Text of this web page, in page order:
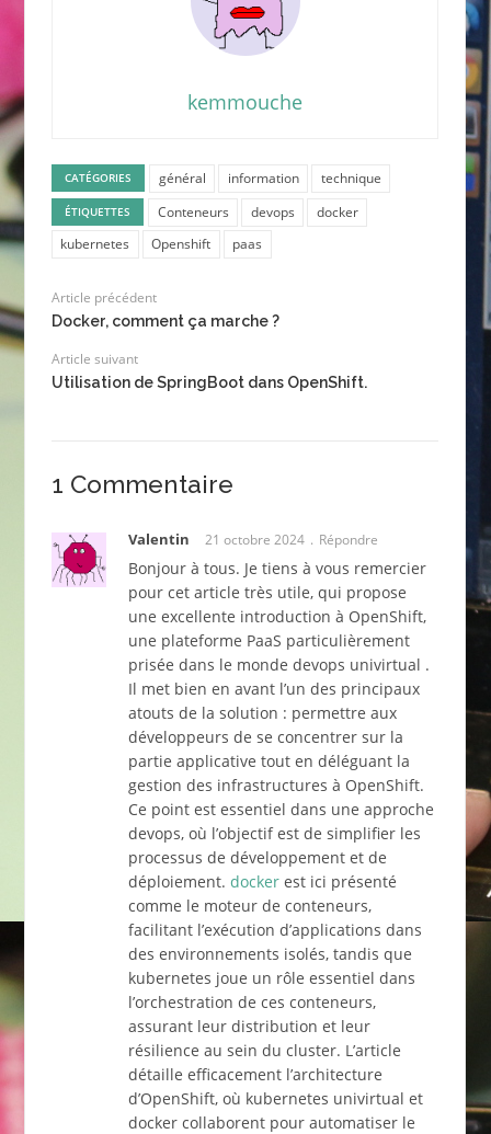
kemmouche
CATÉGORIES général information technique
ÉTIQUETTES Conteneurs devops
docker
kubernetes
Openshift paas
Article précédent
Docker, comment ça marche ?
Article suivant
Utilisation de SpringBoot dans OpenShift.
1 Commentaire
Valentin 21 octobre 2024 Répondre
Bonjour à tous. Je tiens à vous remercier
pour cet article très utile, qui propose
une excellente introduction à OpenShift,
une plateforme PaaS particulièrement
prisée dans le monde devops univirtual .
Il met bien en avant l’un des principaux
atouts de la solution : permettre aux
développeurs de se concentrer sur la
partie applicative tout en déléguant la
gestion des infrastructures à OpenShift.
Ce point est essentiel dans une approche
devops, où l’objectif est de simplifier les
processus de développement et de
déploiement.docker est ici présenté
comme le moteur de conteneurs,
facilitant l’exécution d’applications dans
des environnements isolés, tandis que
kubernetes joue un rôle essentiel dans
l’orchestration de ces conteneurs,
assurant leur distribution et leur
résilience au sein du cluster. L’article
détaille efficacement l’architecture
d’OpenShift, où kubernetes univirtual et
docker collaborent pour automatiser le